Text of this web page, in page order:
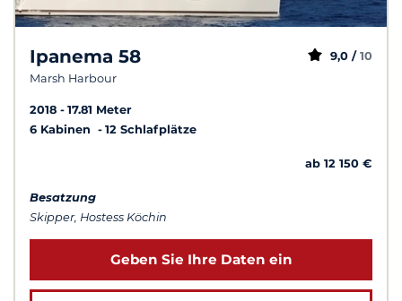
Ipanema 58
Marsh Harbour
9,0 / 10
2018
17.81 Meter
6 Kabinen
12 Schlafplätze
ab 12 150 €
Besatzung
Skipper, Hostess Köchin
Geben Sie Ihre Daten ein